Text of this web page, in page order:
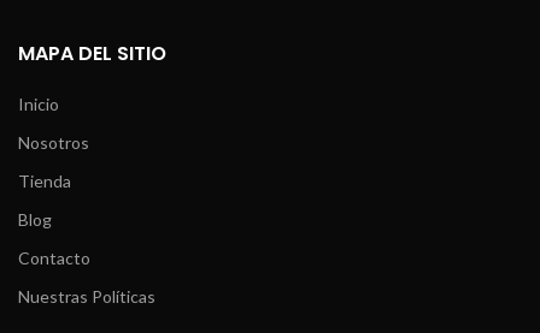
MAPA DEL SITIO
Inicio
Nosotros
Tienda
Blog
Contacto
Nuestras Políticas